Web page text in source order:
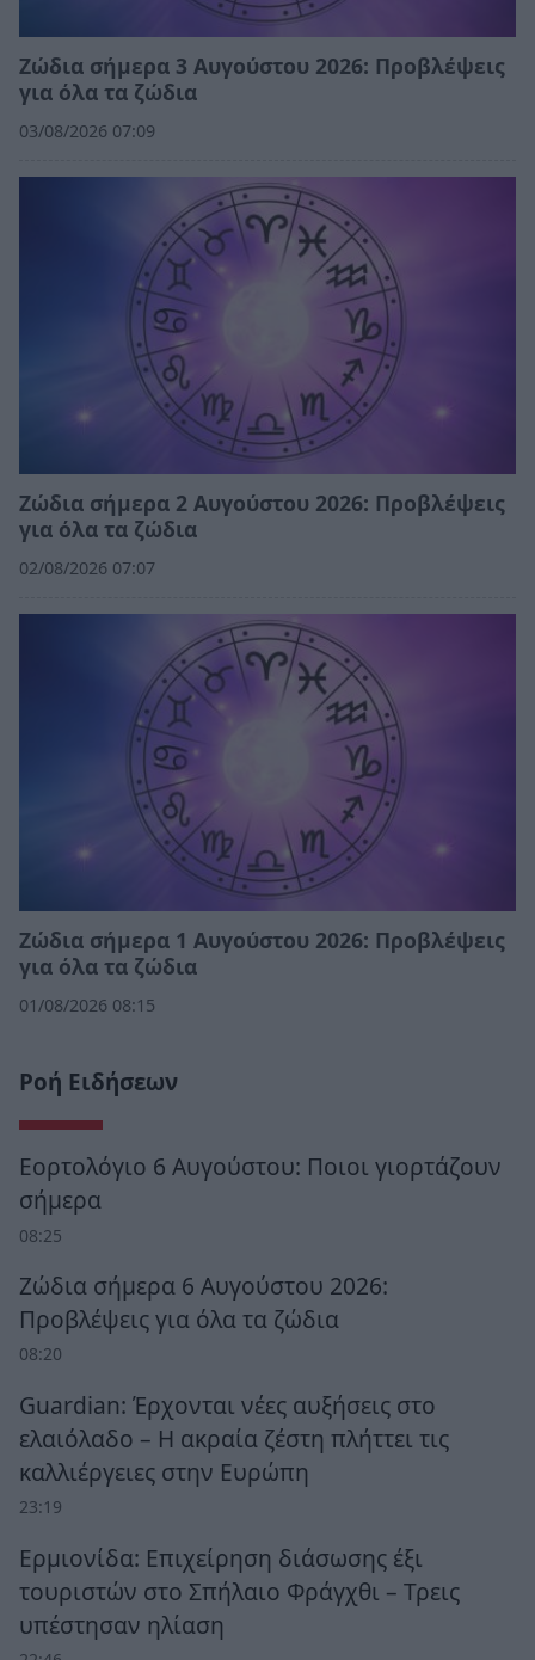
Ζώδια σήμερα 3 Αυγούστου 2026: Προβλέψεις
για όλα τα ζώδια
03/08/2026 07:09
Ζώδια σήμερα 2 Αυγούστου 2026: Προβλέψεις
για όλα τα ζώδια
02/08/2026 07:07
Ζώδια σήμερα 1 Αυγούστου 2026: Προβλέψεις
για όλα τα ζώδια
01/08/2026 08:15
Ροή Ειδήσεων
Εορτολόγιο 6 Αυγούστου: Ποιοι γιορτάζουν
σήμερα
08:25
Ζώδια σήμερα 6 Αυγούστου 2026:
Προβλέψεις για όλα τα ζώδια
08:20
Guardian: Έρχονται νέες αυξήσεις στο
ελαιόλαδο – Η ακραία ζέστη πλήττει τις
καλλιέργειες στην Ευρώπη
23:19
Ερμιονίδα: Επιχείρηση διάσωσης έξι
τουριστών στο Σπήλαιο Φράγχθι – Τρεις
υπέστησαν ηλίαση